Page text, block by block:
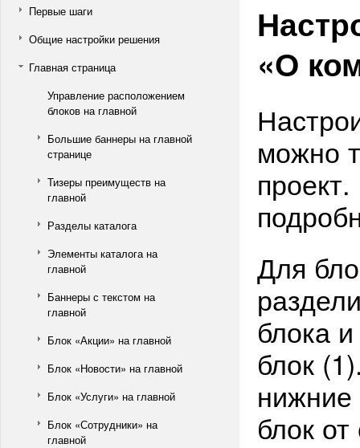
Первые шаги
Общие настройки решения
Главная страница
Управление расположением
блоков на главной
Большие баннеры на главной
странице
Тизеры преимуществ на
главной
Разделы каталога
Элементы каталога на
главной
Баннеры с текстом на
главной
Блок «Акции» на главной
Блок «Новости» на главной
Блок «Услуги» на главной
Блок «Сотрудники» на
главной
«О
можно
Для
блока
блок
нижние
блок